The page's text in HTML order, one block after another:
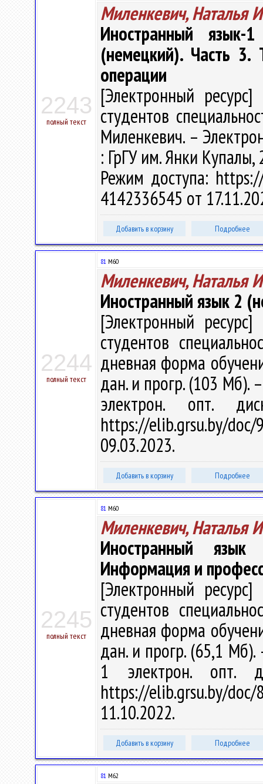
2243
полный текст
Миленкевич, Наталья
Иностранный язык-
(немецкий). Часть
операции
[Электронный
студентов
Миленкевич. –
: ГрГУ им. Янки Купалы,
Режим доступа:
4142336545 от
Добавить в корзину Подробнее
2244
полный текст
81 М60
Миленкевич, Наталья
Иностранный язык 2
[Электронный
студентов
дневная форма
дан. и прогр. (103 Мб).
электрон. опт.
https://elib.grsu.by/
09.03.2023.
Добавить в корзину Подробнее
2245
полный текст
81 М60
Миленкевич, Наталья
Иностранный
Информация и
[Электронный
студентов
дневная форма
дан. и прогр. (65,1
1 электрон. опт.
https://elib.grsu.by/
11.10.2022.
Добавить в корзину Подробнее
81 М62